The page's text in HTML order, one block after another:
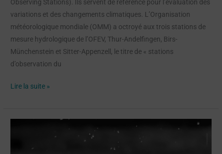
Observing Stations). Ils servent de référence pour l’évaluation des
variations et des changements climatiques. L’Organisation
météorologique mondiale (OMM) a octroyé aux trois stations de
mesure hydrologique de l’OFEV, Thur-Andelfingen, Birs-
Münchenstein et Sitter-Appenzell, le titre de « stations
d’observation du
Lire la suite »
panneaux